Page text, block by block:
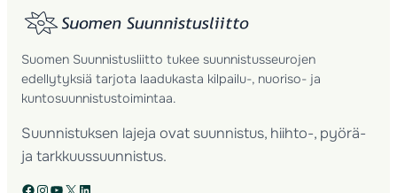
Suomen Suunnistusliitto tukee suunnistusseurojen
edellytyksiä tarjota laadukasta kilpailu-, nuoriso- ja
kuntosuunnistustoimintaa.
Suunnistuksen lajeja ovat suunnistus, hiihto-, pyörä-
ja tarkkuussuunnistus.
Facebook Instagram YouTube X LinkedIn